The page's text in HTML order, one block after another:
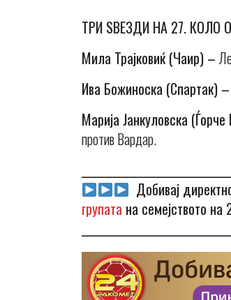
ТРИ ЅВЕЗДИ НА 27. КОЛО
Мила Трајковиќ (Чаир) –
Ива Божиноска (Спартак) –
Марија Јанкуловска
против Вардар.
Добивај
групата на семејството